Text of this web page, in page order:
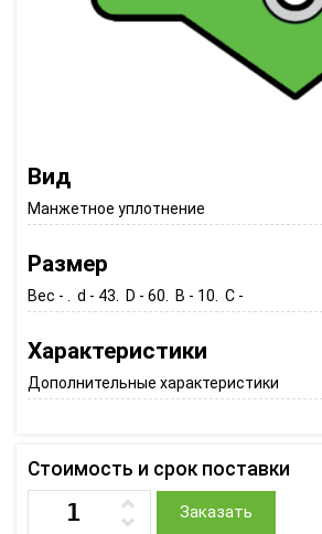
Вид
Манжетное уплотнение
Размер
Вес - . d - 43. D - 60. B - 10. C -
Характеристики
Дополнительные характеристики
Стоимость и срок поставки
Заказать